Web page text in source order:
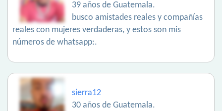
39 años de Guatemala.
busco amistades reales y compañías
reales con mujeres verdaderas, y estos son mis
números de whatsapp:.
sierra12
30 años de Guatemala.